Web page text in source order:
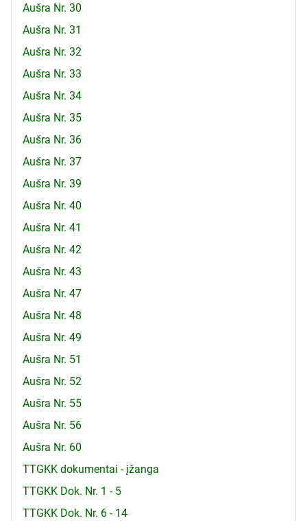
Aušra Nr. 30
Aušra Nr. 31
Aušra Nr. 32
Aušra Nr. 33
Aušra Nr. 34
Aušra Nr. 35
Aušra Nr. 36
Aušra Nr. 37
Aušra Nr. 39
Aušra Nr. 40
Aušra Nr. 41
Aušra Nr. 42
Aušra Nr. 43
Aušra Nr. 47
Aušra Nr. 48
Aušra Nr. 49
Aušra Nr. 51
Aušra Nr. 52
Aušra Nr. 55
Aušra Nr. 56
Aušra Nr. 60
TTGKK dokumentai - įžanga
TTGKK Dok. Nr. 1 - 5
TTGKK Dok. Nr. 6 - 14